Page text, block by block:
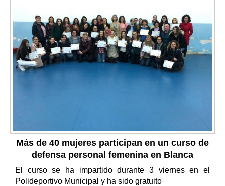
Más de 40 mujeres participan en un curso de
defensa personal femenina en Blanca
El curso se ha impartido durante 3 viernes en el
Polideportivo Municipal y ha sido gratuito